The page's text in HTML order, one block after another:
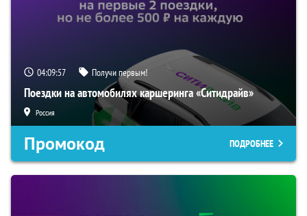
04:09:56 Получи первым!
Поездки на автомобилях каршеринга «Ситидрайв»
Россия
Промокод ПОДРОБНЕЕ